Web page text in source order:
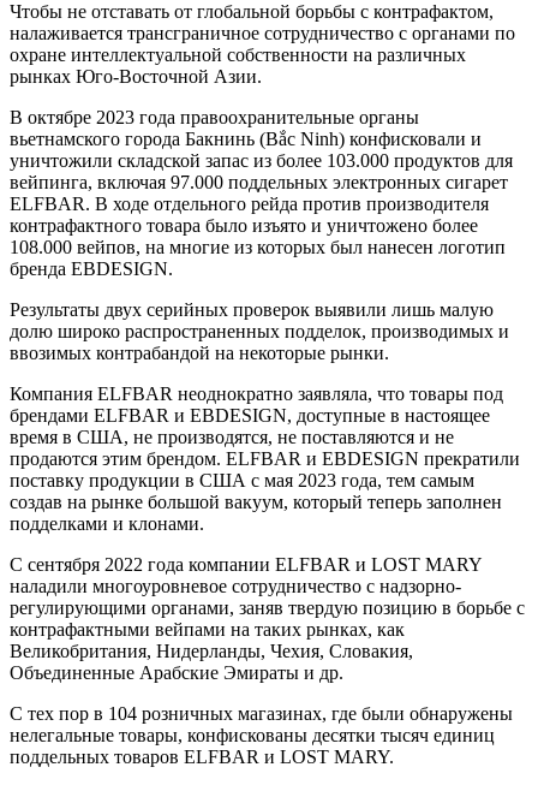
Чтобы не отставать от глобальной борьбы с контрафактом,
налаживается трансграничное сотрудничество с органами по
охране интеллектуальной собственности на различных
рынках Юго-Восточной Азии.
В октябре 2023 года правоохранительные органы
вьетнамского города Бакнинь (Bắc Ninh) конфисковали и
уничтожили складской запас из более 103.000 продуктов для
вейпинга, включая 97.000 поддельных электронных сигарет
ELFBAR. В ходе отдельного рейда против производителя
контрафактного товара было изъято и уничтожено более
108.000 вейпов, на многие из которых был нанесен логотип
бренда EBDESIGN.
Результаты двух серийных проверок выявили лишь малую
долю широко распространенных подделок, производимых и
ввозимых контрабандой на некоторые рынки.
Компания ELFBAR неоднократно заявляла, что товары под
брендами ELFBAR и EBDESIGN, доступные в настоящее
время в США, не производятся, не поставляются и не
продаются этим брендом. ELFBAR и EBDESIGN прекратили
поставку продукции в США с мая 2023 года, тем самым
создав на рынке большой вакуум, который теперь заполнен
подделками и клонами.
С сентября 2022 года компании ELFBAR и LOST MARY
наладили многоуровневое сотрудничество с надзорно-
регулирующими органами, заняв твердую позицию в борьбе с
контрафактными вейпами на таких рынках, как
Великобритания, Нидерланды, Чехия, Словакия,
Объединенные Арабские Эмираты и др.
С тех пор в 104 розничных магазинах, где были обнаружены
нелегальные товары, конфискованы десятки тысяч единиц
поддельных товаров ELFBAR и LOST MARY.